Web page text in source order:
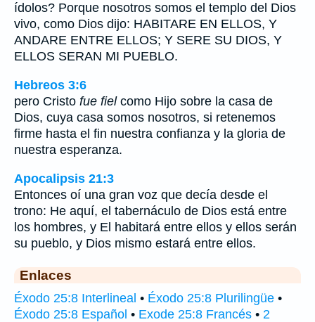
ídolos? Porque nosotros somos el templo del Dios
vivo, como Dios dijo: HABITARE EN ELLOS, Y
ANDARE ENTRE ELLOS; Y SERE SU DIOS, Y
ELLOS SERAN MI PUEBLO.
Hebreos 3:6
pero Cristo fue fielcomo Hijo sobre la casa de
Dios, cuya casa somos nosotros, si retenemos
firme hasta el fin nuestra confianza y la gloria de
nuestra esperanza.
Apocalipsis 21:3
Entonces oí una gran voz que decía desde el
trono: He aquí, el tabernáculo de Dios está entre
los hombres, y El habitará entre ellos y ellos serán
su pueblo, y Dios mismo estará entre ellos.
Enlaces
Éxodo 25:8 Interlineal • Éxodo 25:8 Plurilingüe •
Éxodo 25:8 Español • Exode 25:8 Francés • 2